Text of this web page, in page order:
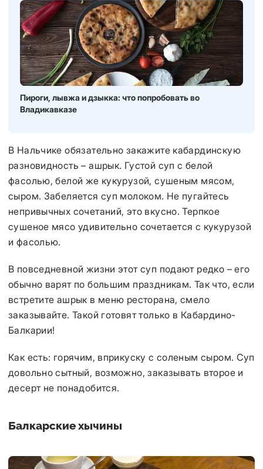
Пироги, лывжа и дзыкка: что попробовать во
Владикавказе
В Нальчике обязательно закажите кабардинскую
разновидность – ашрык. Густой суп с белой
фасолью, белой же кукурузой, сушеным мясом,
сыром. Забеляется суп молоком. Не пугайтесь
непривычных сочетаний, это вкусно. Терпкое
сушеное мясо удивительно сочетается с кукурузой
и фасолью.
В повседневной жизни этот суп подают редко – его
обычно варят по большим праздникам. Так что, если
встретите ашрык в меню ресторана, смело
заказывайте. Такой готовят только в Кабардино-
Балкарии!
Как есть: горячим, вприкуску с соленым сыром. Суп
довольно сытный, возможно, заказывать второе и
десерт не понадобится.
Балкарские хычины